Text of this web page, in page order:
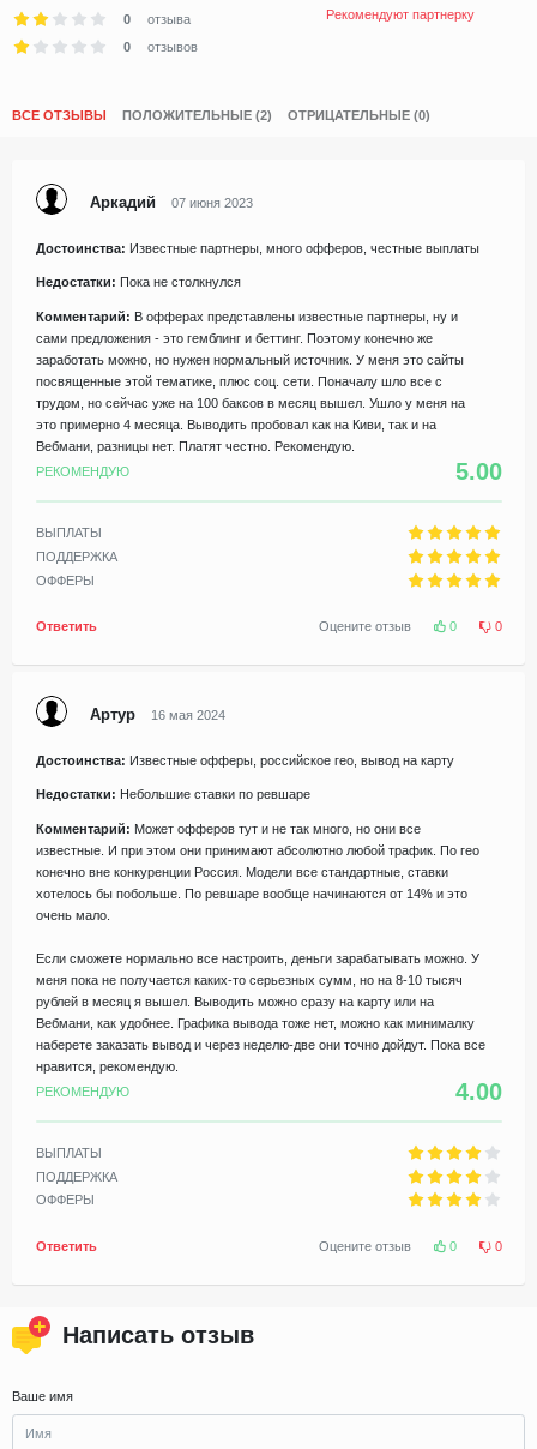
0
отзыва
0
отзывов
Рекомендуют партнерку
ВСЕ ОТЗЫВЫ ПОЛОЖИТЕЛЬНЫЕ (2) ОТРИЦАТЕЛЬНЫЕ (0)
Аркадий 07 июня 2023
Достоинства: Известные партнеры, много офферов, честные выплаты
Недостатки: Пока не столкнулся
Комментарий: В офферах представлены известные партнеры, ну и
сами предложения - это гемблинг и беттинг. Поэтому конечно же
заработать можно, но нужен нормальный источник. У меня это сайты
посвященные этой тематике, плюс соц. сети. Поначалу шло все с
трудом, но сейчас уже на 100 баксов в месяц вышел. Ушло у меня на
это примерно 4 месяца. Выводить пробовал как на Киви, так и на
Вебмани, разницы нет. Платят честно. Рекомендую.
РЕКОМЕНДУЮ
5.00
ВЫПЛАТЫ
ПОДДЕРЖКА
ОФФЕРЫ
Ответить Оцените отзыв 0 0
Артур 16 мая 2024
Достоинства: Известные офферы, российское гео, вывод на карту
Недостатки: Небольшие ставки по ревшаре
Комментарий: Может офферов тут и не так много, но они все
известные. И при этом они принимают абсолютно любой трафик. По гео
конечно вне конкуренции Россия. Модели все стандартные, ставки
хотелось бы побольше. По ревшаре вообще начинаются от 14% и это
очень мало.
Если сможете нормально все настроить, деньги зарабатывать можно. У
меня пока не получается каких-то серьезных сумм, но на 8-10 тысяч
рублей в месяц я вышел. Выводить можно сразу на карту или на
Вебмани, как удобнее. Графика вывода тоже нет, можно как минималку
наберете заказать вывод и через неделю-две они точно дойдут. Пока все
нравится, рекомендую.
РЕКОМЕНДУЮ
4.00
ВЫПЛАТЫ
ПОДДЕРЖКА
ОФФЕРЫ
Ответить Оцените отзыв 0 0
Написать отзыв
Ваше имя